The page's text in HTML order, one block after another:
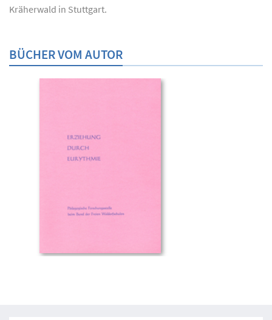
Kräherwald in Stuttgart.
BÜCHER VOM AUTOR